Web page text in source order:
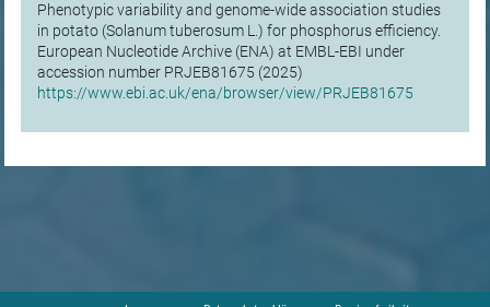
Phenotypic variability and genome-wide association studies
in potato (Solanum tuberosum L.) for phosphorus efficiency.
European Nucleotide Archive (ENA) at EMBL-EBI under
accession number PRJEB81675 (2025)
https://www.ebi.ac.uk/ena/browser/view/PRJEB81675